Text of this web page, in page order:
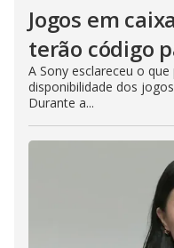
Jogos em
terão código
A Sony esclareceu o
disponibilidade dos
Durante a...